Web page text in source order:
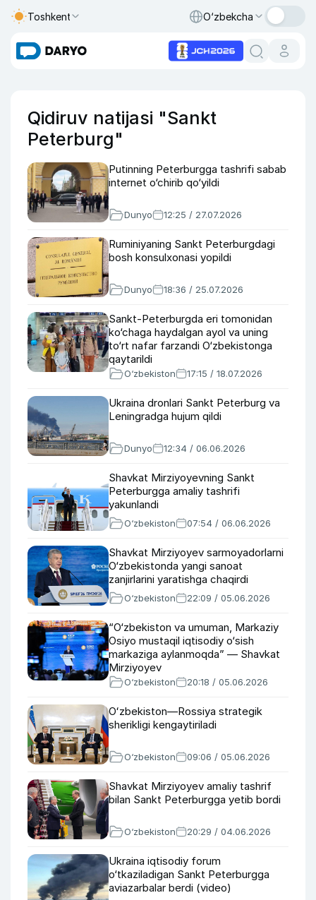
Toshkent O‘zbekcha
Qidiruv natijasi "Sankt
Peterburg"
Putinning Peterburgga tashrifi sabab
internet o‘chirib qo‘yildi
Dunyo 12:25 / 27.07.2026
Ruminiyaning Sankt Peterburgdagi
bosh konsulxonasi yopildi
Dunyo 18:36 / 25.07.2026
Sankt-Peterburgda eri tomonidan
ko‘chaga haydalgan ayol va uning
to‘rt nafar farzandi O‘zbekistonga
qaytarildi
O‘zbekiston 17:15 / 18.07.2026
Ukraina dronlari Sankt Peterburg va
Leningradga hujum qildi
Dunyo 12:34 / 06.06.2026
Shavkat Mirziyoyevning Sankt
Peterburgga amaliy tashrifi
yakunlandi
O‘zbekiston 07:54 / 06.06.2026
Shavkat Mirziyoyev sarmoyadorlarni
O‘zbekistonda yangi sanoat
zanjirlarini yaratishga chaqirdi
O‘zbekiston 22:09 / 05.06.2026
“O‘zbekiston va umuman, Markaziy
Osiyo mustaqil iqtisodiy o‘sish
markaziga aylanmoqda” — Shavkat
Mirziyoyev
O‘zbekiston 20:18 / 05.06.2026
Oʻzbekiston—Rossiya strategik
sherikligi kengaytiriladi
O‘zbekiston 09:06 / 05.06.2026
Shavkat Mirziyoyev amaliy tashrif
bilan Sankt Peterburgga yetib bordi
O‘zbekiston 20:29 / 04.06.2026
Ukraina iqtisodiy forum
o‘tkaziladigan Sankt Peterburgga
aviazarbalar berdi (video)